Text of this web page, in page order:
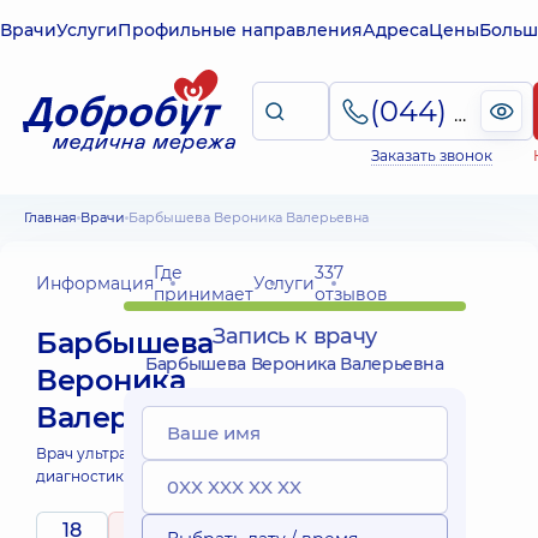
ВрачиУслугиПрофильные направленияАдресаЦены
(044) 495-2-888
Заказать звонок
Главная Врачи Барбышева Вероника Валерьевна
ИнформацияГде
принимаетУслуги337
отзывов
Барбышева
Вероника
Валерьевна
Врач ультразвуковой
диагностики;
18 5 / 5
Запись к врачу
Барбышева Вероника Валерьевна